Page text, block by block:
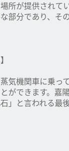
所が提供されて
部分であり、そ
気機関車に乗っ
ができます。嘉
」と言われる最